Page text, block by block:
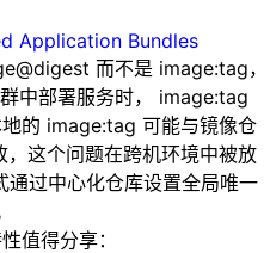
Application Bundles
而不是 image:tag，
中部署服务时， image:tag
的 image:tag 可能与镜像仓
这个问题在跨机环境中被放
过中心化仓库设置全局唯一
值得分享：